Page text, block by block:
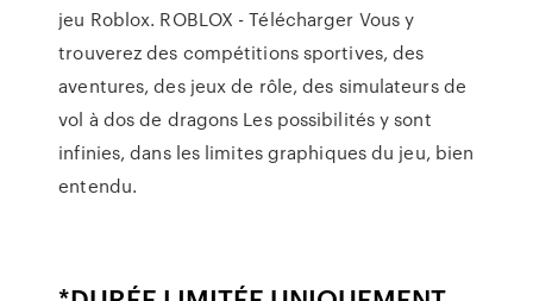
jeu Roblox. ROBLOX - Télécharger Vous y
trouverez des compétitions sportives, des
aventures, des jeux de rôle, des simulateurs de
vol à dos de dragons Les possibilités y sont
infinies, dans les limites graphiques du jeu, bien
entendu.